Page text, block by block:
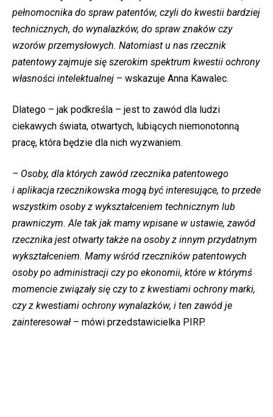
pełnomocnika do spraw patentów, czyli do kwestii bardziej
technicznych, do wynalazków, do spraw znaków czy
wzorów przemysłowych. Natomiast u nas rzecznik
patentowy zajmuje się szerokim spektrum kwestii ochrony
własności intelektualnej – wskazuje Anna Kawalec.
Dlatego – jak podkreśla – jest to zawód dla ludzi
ciekawych świata, otwartych, lubiących niemonotonną
pracę, która będzie dla nich wyzwaniem.
– Osoby, dla których zawód rzecznika patentowego
i aplikacja rzecznikowska mogą być interesujące, to przede
wszystkim osoby z wykształceniem technicznym lub
prawniczym. Ale tak jak mamy wpisane w ustawie, zawód
rzecznika jest otwarty także na osoby z innym przydatnym
wykształceniem. Mamy wśród rzeczników patentowych
osoby po administracji czy po ekonomii, które w którymś
momencie związały się czy to z kwestiami ochrony marki,
czy z kwestiami ochrony wynalazków, i ten zawód je
zainteresował – mówi przedstawicielka PIRP.